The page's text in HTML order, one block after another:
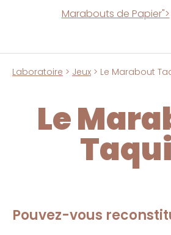
Marabouts de Papier">
Laboratoire > Jeux > Le Marabout
Le
Pouvez-vous